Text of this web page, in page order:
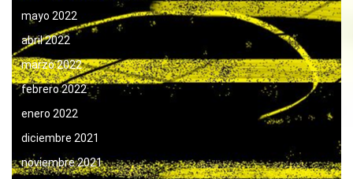
mayo 2022
abril 2022
marzo 2022
febrero 2022
enero 2022
diciembre 2021
noviembre 2021